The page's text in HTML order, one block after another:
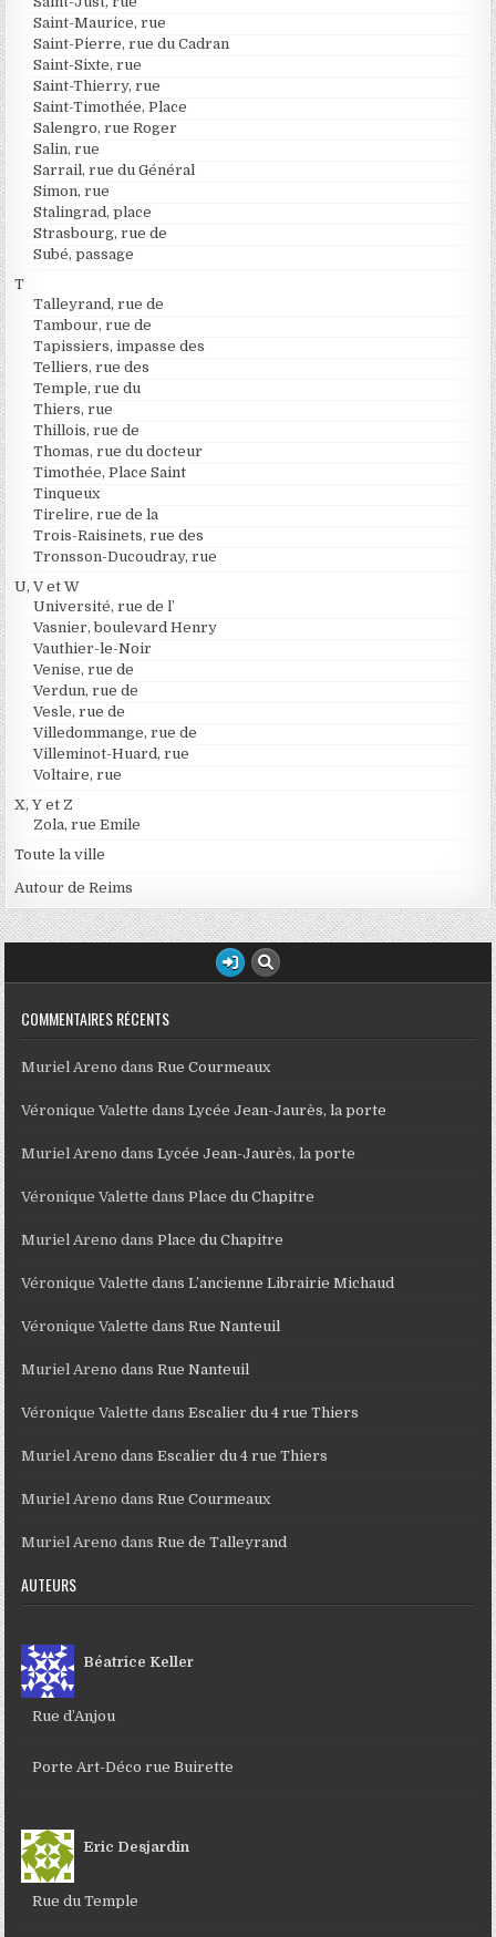
Saint-Maurice, rue
Saint-Pierre, rue du Cadran
Saint-Sixte, rue
Saint-Thierry, rue
Saint-Timothée, Place
Salengro, rue Roger
Salin, rue
Sarrail, rue du Général
Simon, rue
Stalingrad, place
Strasbourg, rue de
Subé, passage
T
Talleyrand, rue de
Tambour, rue de
Tapissiers, impasse des
Telliers, rue des
Temple, rue du
Thiers, rue
Thillois, rue de
Thomas, rue du docteur
Timothée, Place Saint
Tinqueux
Tirelire, rue de la
Trois-Raisinets, rue des
Tronsson-Ducoudray, rue
U, V et W
Université, rue de l’
Vasnier, boulevard Henry
Vauthier-le-Noir
Venise, rue de
Verdun, rue de
Vesle, rue de
Villedommange, rue de
Villeminot-Huard, rue
Voltaire, rue
X, Y et Z
Zola, rue Emile
Toute la ville
Autour de Reims
COMMENTAIRES RÉCENTS
Muriel Areno dansRue Courmeaux
Véronique Valette dansLycée Jean-Jaurès, la porte
Muriel Areno dansLycée Jean-Jaurès, la porte
Véronique Valette dansPlace du Chapitre
Muriel Areno dansPlace du Chapitre
Véronique Valette dansL’ancienne Librairie Michaud
Véronique Valette dansRue Nanteuil
Muriel Areno dansRue Nanteuil
Véronique Valette dansEscalier du 4 rue Thiers
Muriel Areno dansEscalier du 4 rue Thiers
Muriel Areno dansRue Courmeaux
Muriel Areno dansRue de Talleyrand
AUTEURS
Béatrice Keller
Rue d’Anjou
Porte Art-Déco rue Buirette
Eric Desjardin
Rue du Temple